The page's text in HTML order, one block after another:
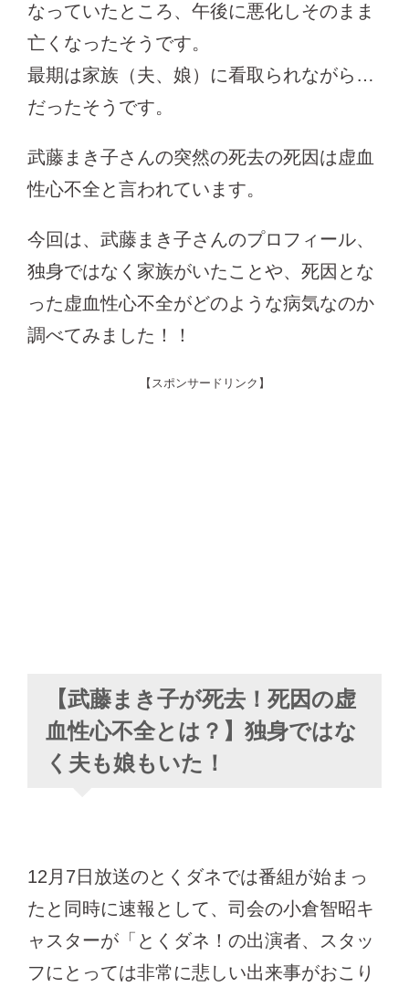
なっていたところ、午後に悪化しそのまま
亡くなったそうです。
最期は家族（夫、娘）に看取られながら…
だったそうです。
武藤まき子さんの突然の死去の死因は虚血
性心不全と言われています。
今回は、武藤まき子さんのプロフィール、
独身ではなく家族がいたことや、死因とな
った虚血性心不全がどのような病気なのか
調べてみました！！
【スポンサードリンク】
【武藤まき子が死去！死因の虚
血性心不全とは？】独身ではな
く夫も娘もいた！
12月7日放送のとくダネでは番組が始まっ
たと同時に速報として、司会の小倉智昭キ
ャスターが「とくダネ！の出演者、スタッ
フにとっては非常に悲しい出来事がおこり